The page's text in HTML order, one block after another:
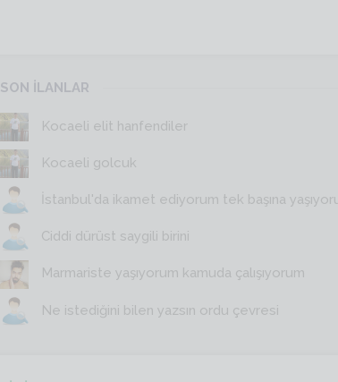
SON İLANLAR
Kocaeli elit hanfendiler
Kocaeli golcuk
İstanbul'da ikamet ediyorum tek başına
Ciddi dürüst saygili birini
Marmariste yaşıyorum kamuda çalışıyorum
Ne istediğini bilen yazsın ordu çevresi